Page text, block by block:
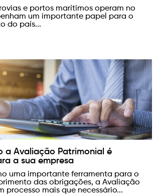
e portos marítimos operam no
um importante papel para o
do país...
a Avaliação Patrimonial é
a sua empresa
uma importante ferramenta para o
das obrigações, a Avaliação
processo mais que necessário...